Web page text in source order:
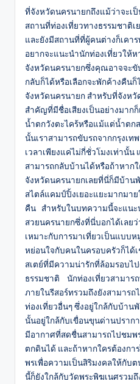
ที่จังหวัดนครนายกถึงแม้ว่าจะ
สถานที่ท่องเที่ยวทางธรรมชาติ
และยังมีสถานที่ที่ผู้คนต่างก็เค
อยากจะแนะนำนักท่องเที่ยวให้
จังหวัดนครนายกซึ่งคุณอาจจะขั
กลับก็ได้หรือเลือกจะพักค้างคืน
จังหวัดนครนายก สำหรับที่จังห
สำคัญที่มีชื่อเสียงเป็นอย่างมาก
น้ำตกวังตะไคร้หรือแม้แต่น้ำตก
นั้นเราสามารถขับรถจากกรุงเ
เวลาเพียงแค่ไม่กี่ชั่วโมงเท่านั้น
สามารถกลับบ้านได้หรือถ้าหาก
จังหวัดนครนายกเลยที่นี่ก็มีบ้าน
สไตล์แคมป์ปิ้งเยอะแยะมากมา
คืน สำหรับในบทความนี้จะแนะ
สวยนครนายกซึ่งที่นี่บอกได้เลย
เหมาะกับการมาเที่ยวเป็นแบบ
หย่อนใจกับคนในครอบครัวก็ได้
สเตย์ที่มีความน่ารักที่ล้อมรอบไ
ธรรมชาติ นักท่องเที่ยวสามาร
ภายในรีสอร์ทรวมถึงยังสามาร
ท่องเที่ยวอื่นๆ ซึ่งอยู่ใกล้กับบ้า
นั้นอยู่ใกล้กับเขื่อนขุนด่านปรา
มีอากาศที่สดชื่นสามารถไปชม
ตกดินได้ และถ้าหากใครต้องกา
พรเพื่อความเป็นสิริมงคลให้กับ
นี้ก็ยังใกล้กับวัดพระพิฆเนศรวม